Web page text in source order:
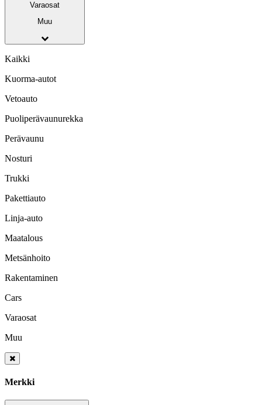
Varaosat
Muu
Kaikki
Kuorma-autot
Vetoauto
Puoliperävaunurekka
Perävaunu
Nosturi
Trukki
Pakettiauto
Linja-auto
Maatalous
Metsänhoito
Rakentaminen
Cars
Varaosat
Muu
Merkki